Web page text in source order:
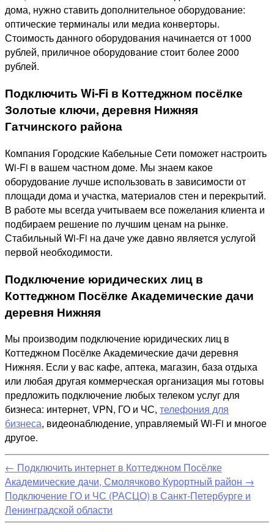
дома, нужно ставить дополнительное оборудование:
оптические терминалы или медиа конверторы.
Стоимость данного оборудования начинается от 1000
рублей, приличное оборудование стоит более 2000
рублей.
Подключить Wi-Fi в Коттеджном посёлке
Золотые ключи, деревня Нижняя
Гатчинского района
Компания Городские Кабельные Сети поможет настроить
Wi-Fi в вашем частном доме. Мы знаем какое
оборудование лучше использовать в зависимости от
площади дома и участка, материалов стен и перекрытий.
В работе мы всегда учитываем все пожелания клиента и
подбираем решение по лучшим ценам на рынке.
Стабильный Wi-Fi на даче уже давно является услугой
первой необходимости.
Подключение юридических лиц в
Коттеджном Посёлке Академические дачи
деревня Нижняя
Мы производим подключение юридических лиц в
Коттеджном Посёлке Академические дачи деревня
Нижняя. Если у вас кафе, аптека, магазин, база отдыха
или любая другая коммерческая организация мы готовы
предложить подключение любых телеком услуг для
бизнеса: интернет, VPN, ГО и ЧС, телефония для
бизнеса, видеонаблюдение, управляемый Wi-Fi и многое
другое.
← Подключить интернет в Коттеджном Посёлке
Академические дачи, Смолячково Курортный район →
Подключение ГО и ЧС (РАСЦО) в Санкт-Петербурге и
Ленинградской области